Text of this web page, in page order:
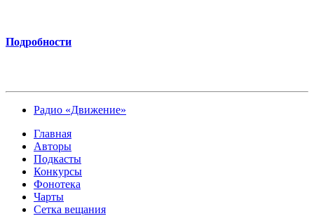
Подробности
Радио «Движение»
Главная
Авторы
Подкасты
Конкурсы
Фонотека
Чарты
Сетка вещания